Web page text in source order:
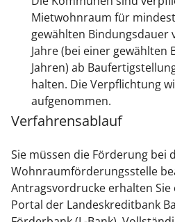
Mietwohnraum für
gewählten Bindungsdauer
Jahre (bei einer gewählten
Jahren) ab
halten. Die Verpflichtung
aufgenommen.
Verfahrensablauf
Sie müssen die Förderung bei
Wohnraumförderungsstelle
Antragsvordrucke erhalten
Portal der Landeskreditbank